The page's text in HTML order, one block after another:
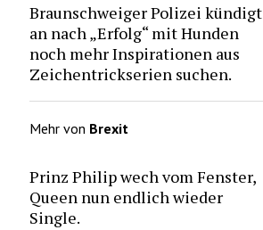
Braunschweiger Polizei kündigt
an nach „Erfolg“ mit Hunden
noch mehr Inspirationen aus
Zeichentrickserien suchen.
Mehr von Brexit
Prinz Philip wech vom Fenster,
Queen nun endlich wieder
Single.